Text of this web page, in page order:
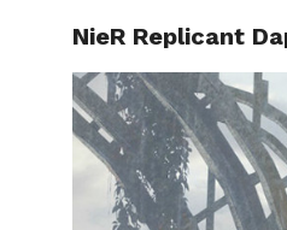
NieR Replicant